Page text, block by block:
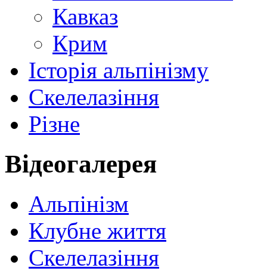
Кавказ
Крим
Історія альпінізму
Скелелазіння
Різне
Відеогалерея
Альпінізм
Клубне життя
Скелелазіння